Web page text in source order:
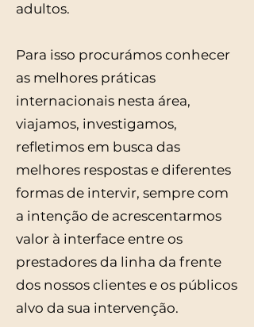
adultos.
Para isso procurámos conhecer
as melhores práticas
internacionais nesta área,
viajamos, investigamos,
refletimos em busca das
melhores respostas e diferentes
formas de intervir, sempre com
a intenção de acrescentarmos
valor à interface entre os
prestadores da linha da frente
dos nossos clientes e os públicos
alvo da sua intervenção.